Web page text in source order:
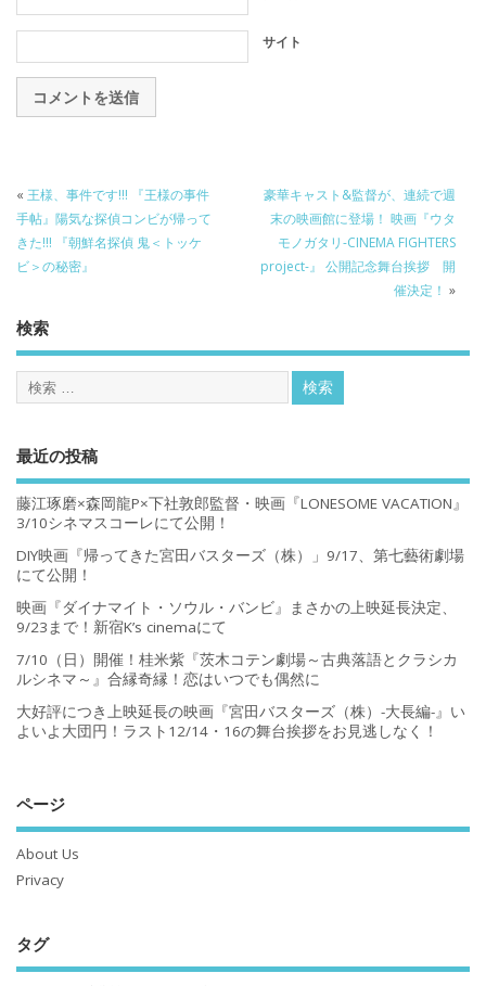
サイト
« 王様、事件です!!! 『王様の事件
手帖』陽気な探偵コンビが帰って
きた!!! 『朝鮮名探偵 鬼＜トッケ
ビ＞の秘密』
豪華キャスト&監督が、連続で週
末の映画館に登場！ 映画『ウタ
モノガタリ-CINEMA FIGHTERS
project-』 公開記念舞台挨拶 開
催決定！ »
検索
最近の投稿
藤江琢磨×森岡龍P×下社敦郎監督・映画『LONESOME VACATION』
3/10シネマスコーレにて公開！
DIY映画『帰ってきた宮田バスターズ（株）」9/17、第七藝術劇場
にて公開！
映画『ダイナマイト・ソウル・バンビ』まさかの上映延長決定、
9/23まで！新宿K’s cinemaにて
7/10（日）開催！桂米紫『茨木コテン劇場～古典落語とクラシカ
ルシネマ～』合縁奇縁！恋はいつでも偶然に
大好評につき上映延長の映画『宮田バスターズ（株）-大長編-』い
よいよ大団円！ラスト12/14・16の舞台挨拶をお見逃しなく！
ページ
About Us
Privacy
タグ